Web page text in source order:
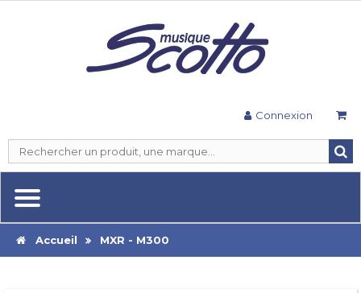
Connexion
Accueil MXR - M300